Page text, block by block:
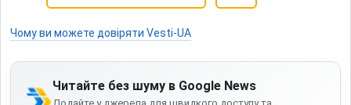
Чому ви можете довіряти Vesti-UA
Читайте без шуму в Google News